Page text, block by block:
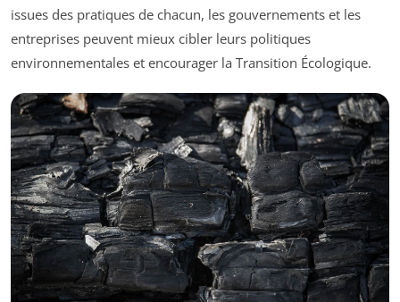
issues des pratiques de chacun, les gouvernements et les
entreprises peuvent mieux cibler leurs politiques
environnementales et encourager la Transition Écologique.